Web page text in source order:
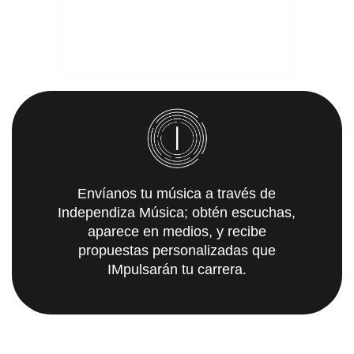
Envíanos tu música a través de
Independiza Música; obtén escuchas,
aparece en medios, y recibe
propuestas personalizadas que
IMpulsarán tu carrera.